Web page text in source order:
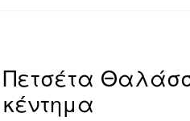
Πετσέτα
κέντημα